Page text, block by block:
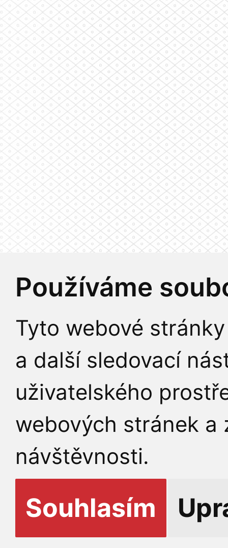
Používáme
Tyto webové
a další sledovací
uživatelského
webových stránek a
návštěvnosti.
Souhlasím